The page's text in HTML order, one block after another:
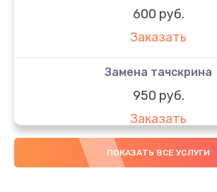
600 руб.
Заказать
Замена тачскрина
950 руб.
Заказать
Замена динамиков
ПОКАЗАТЬ ВСЕ УСЛУГИ